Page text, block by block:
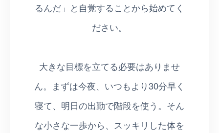
るんだ」と自覚することから始めてく
ださい。
大きな目標を立てる必要はありませ
ん。まずは今夜、いつもより30分早く
寝て、明日の出勤で階段を使う。そん
な小さな一歩から、スッキリした体を